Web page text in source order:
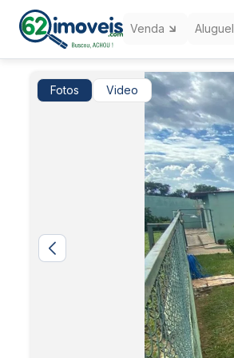
Venda Aluguel
Fotos Video